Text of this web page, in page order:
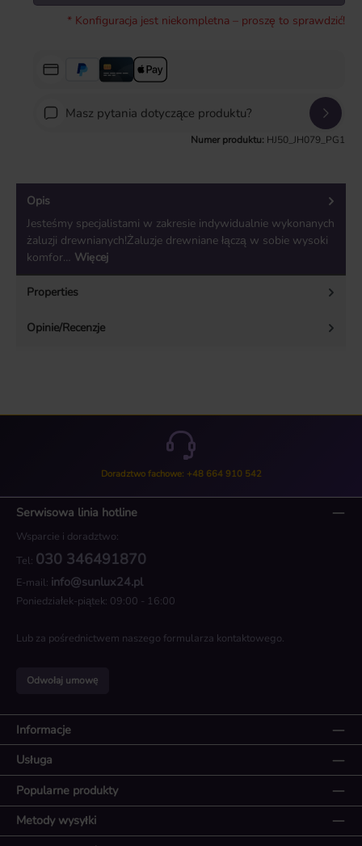
* Konfiguracja jest niekompletna – proszę to sprawdzić!
Masz pytania dotyczące produktu?
Numer produktu: HJ50_JH079_PG1
Opis
Jesteśmy specjalistami w zakresie indywidualnie wykonanych
żaluzji drewnianych!Żaluzje drewniane łączą w sobie wysoki
komfor… Więcej
Properties
Opinie/Recenzje
Doradztwo fachowe: +48 664 910 542
Serwisowa linia hotline
Wsparcie i doradztwo:
Tel: 030 346491870
E-mail: info@sunlux24.pl
Poniedziałek-piątek: 09:00 - 16:00
Lub za pośrednictwem naszego formularza kontaktowego.
Odwołaj umowę
Informacje
Usługa
Popularne produkty
Metody wysyłki